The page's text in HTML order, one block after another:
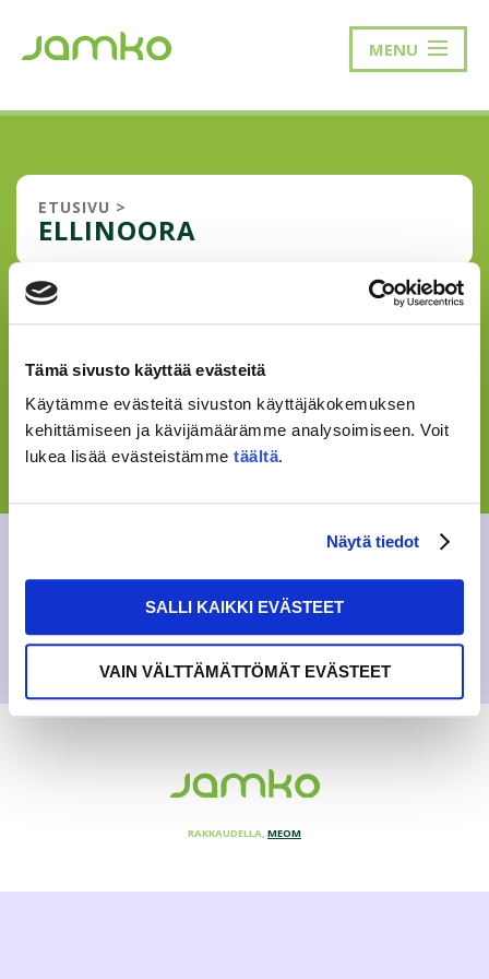
Tämä sivusto käyttää evästeitä
Käytämme evästeitä sivuston käyttäjäkokemuksen
kehittämiseen ja kävijämäärämme analysoimiseen. Voit
lukea lisää evästeistämme täältä.
Näytä tiedot
SALLI KAIKKI EVÄSTEET
VAIN VÄLTTÄMÄTTÖMÄT EVÄSTEET
MENU
ETUSIVU >
ELLINOORA
JAMKON OPISKELIJAKORTILLA
Mahtava tarjous sensaatiomaisella nopeudella Suomen
naisartistien keihäänkärkeen nousseen tähden konserttiin
Ellinoora Jyväskylän Paviljongissa 3.11. Jyväskylän
Paviljonki ja Liveto tarjoavat JAMKOn jäsenille mahtavan
AJANKOHTAISTA
RAKKAUDELLA, MEOM